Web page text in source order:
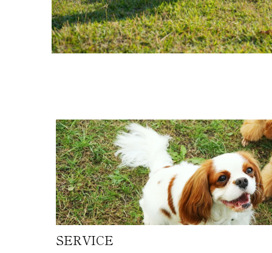
SERVICE